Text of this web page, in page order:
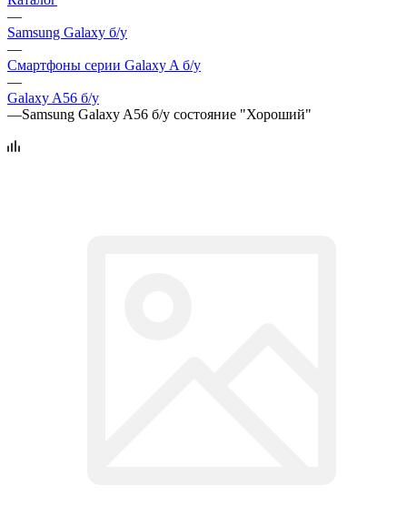
—
Samsung Galaxy б/у
—
Смартфоны серии Galaxy A б/у
—
Galaxy A56 б/у
—Samsung Galaxy A56 б/у состояние "Хороший"